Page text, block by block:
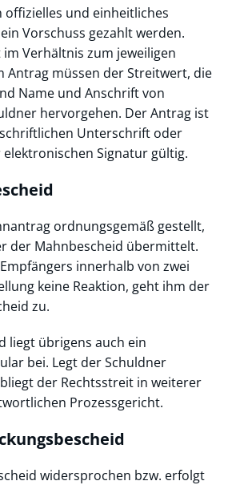
und einheitliches
Vorschuss gezahlt werden.
Verhältnis zum jeweiligen
Antrag müssen der Streitwert, die
Name und Anschrift von
hervorgehen. Der Antrag ist
Unterschrift oder
Signatur gültig.
ordnungsgemäß gestellt,
der Mahnbescheid übermittelt.
innerhalb von zwei
keine Reaktion, geht ihm der
zu.
liegt übrigens auch ein
bei. Legt der Schuldner
der Rechtsstreit in weiterer
Prozessgericht.
widersprochen bzw. erfolgt